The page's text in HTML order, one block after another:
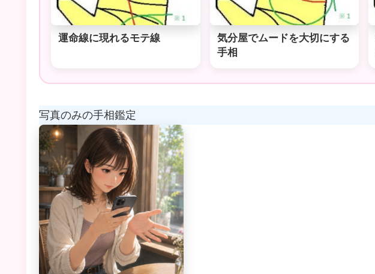
運命線に現れるモテ線
気分屋でムードを大切にする
手相
写真のみの手相鑑定